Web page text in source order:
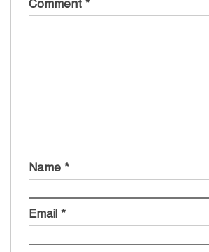
Comment *
Name *
Email *